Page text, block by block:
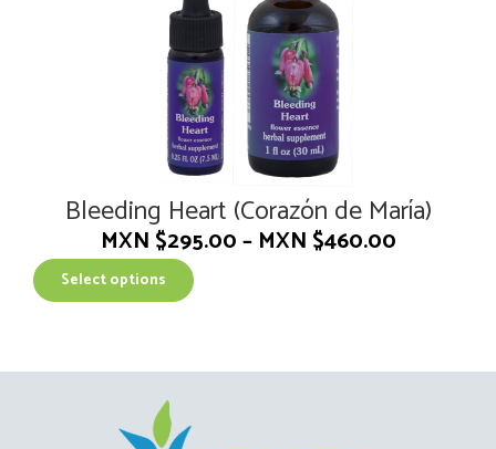
Bleeding Heart (Corazón de María)
MXN $295.00– MXN $460.00
Select options
T
h
p